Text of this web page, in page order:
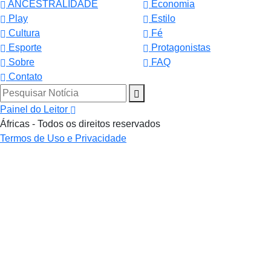
ANCESTRALIDADE
Economia
Play
Estilo
Cultura
Fé
Esporte
Protagonistas
Sobre
FAQ
Contato
Pesquisar Notícia
Painel do Leitor
Áfricas - Todos os direitos reservados
Termos de Uso e Privacidade